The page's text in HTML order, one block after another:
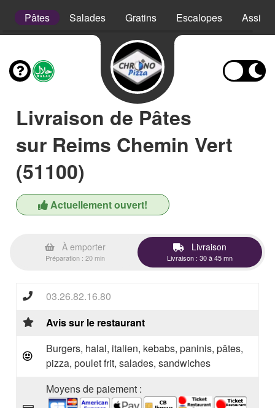
Pâtes Salades Gratins Escalopes
Livraison de Pâtes
sur Reims Chemin Vert
(51100)
Actuellement ouvert!
À emporter
Préparation : 20 min
Livraison
Livraison : 30 à 45 mn
03.26.82.16.80
Avis sur le restaurant
Burgers, halal, italien, kebabs, paninis, pâtes,
pizza, poulet frit, salades, sandwiches
Moyens de paiement :